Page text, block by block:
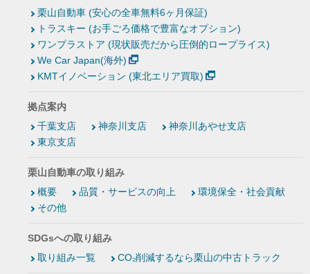
栗山自動車 (安心の全車無料6ヶ月保証)
トラスキー (お手ごろ価格で豊富なオプション)
ワンプラストア (現状販売だから圧倒的ロープライス)
We Car Japan(海外)
KMTイノベーション (東北エリア買取)
拠点案内
千葉支店
神奈川支店
神奈川あやせ支店
東京支店
栗山自動車の取り組み
概要
品質・サービスの向上
環境保全・社会貢献
その他
SDGsへの取り組み
取り組み一覧
CO₂削減するなら栗山の中古トラック